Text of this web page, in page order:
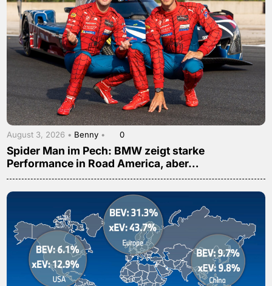
August 3, 2026 • Benny • 0
Spider Man im Pech: BMW zeigt starke
Performance in Road America, aber…